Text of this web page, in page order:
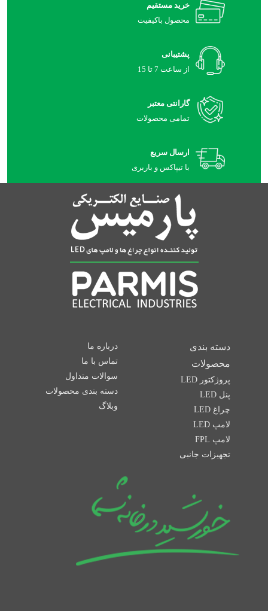
خرید مستقیم
محصول باکیفیت
پشتیبانی
از ساعت 7 تا 15
گارانتی معتبر
تمامی محصولات
ارسال سریع
با تیپاکس و باربری
دسته بندی
محصولات
پروژکتور LED
پنل LED
چراغ LED
لامپ LED
لامپ FPL
تجهیزات جانبی
درباره ما
تماس با ما
سوالات متداول
دسته بندی محصولات
وبلاگ